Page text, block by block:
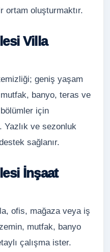
ortam oluşturmaktır.
Villa
geniş yaşam
banyo, teras ve
için
Yazlık ve sezonluk
sağlanır.
İnşaat
ofis, mağaza veya iş
mutfak, banyo
çalışma ister.